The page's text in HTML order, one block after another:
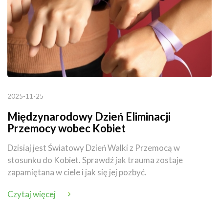
2025-11-25
Międzynarodowy Dzień Eliminacji
Przemocy wobec Kobiet
Dzisiaj jest Światowy Dzień Walki z Przemocą w
stosunku do Kobiet. Sprawdź jak trauma zostaje
zapamiętana w ciele i jak się jej pozbyć.
Czytaj więcej